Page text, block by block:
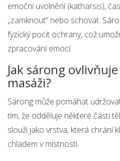
emoční uvolnění (katharsis),
„zamknout“ nebo schovat.
fyzický pocit ochrany, což
zpracování emocí.
Jak sárong
masáži?
Sárong může pomáhat
tím, že odděluje některé části
slouží jako vrstva, která chrání
chladem v místnosti.